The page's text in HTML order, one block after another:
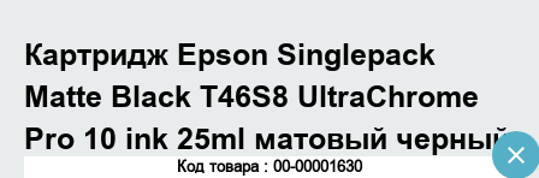
Картридж Epson Singlepack
Matte Black T46S8 UltraChrome
Pro 10 ink 25ml матовый черный
Код товара : 00-00001630